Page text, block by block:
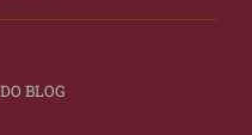
BLOG